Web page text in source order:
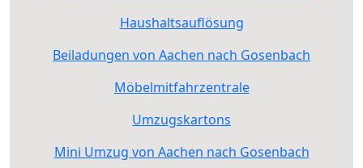
Haushaltsauflösung
Beiladungen von Aachen nach Gosenbach
Möbelmitfahrzentrale
Umzugskartons
Mini Umzug von Aachen nach Gosenbach